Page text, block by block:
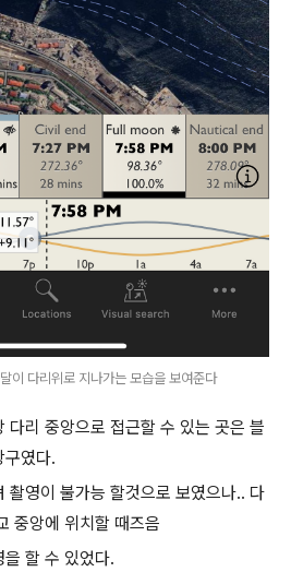
이 다리위로 지나가는 모습을 보여준다
다리 중앙으로 접근할 수 있는 곳은 블
였다.
촬영이 불가능 할것으로 보였으나.. 다
중앙에 위치할 때즈음
할 수 있었다.